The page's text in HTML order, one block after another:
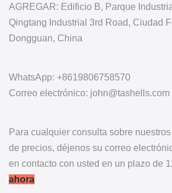
AGREGAR: Edificio B, Parque
Qingtang Industrial 3rd Road, Ciudad
Dongguan, China
WhatsApp: +8619806758570
Correo electrónico: john@tashells.com
Para cualquier consulta sobre
de precios, déjenos su correo
en contacto con usted en un plazo de
ahora